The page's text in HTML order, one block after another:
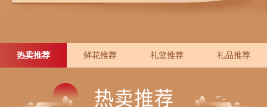
热卖推荐 鲜花推荐 礼篮推荐 礼品推荐